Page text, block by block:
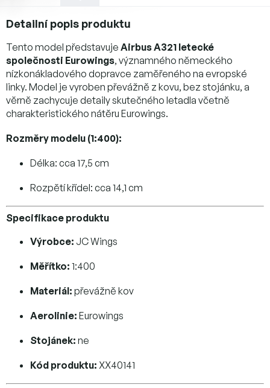
Detailní popis produktu
Tento model představuje Airbus A321 letecké
společnosti Eurowings, významného německého
nízkonákladového dopravce zaměřeného na evropské
linky. Model je vyroben převážně z kovu, bez stojánku, a
věrně zachycuje detaily skutečného letadla včetně
charakteristického nátěru Eurowings.
Rozměry modelu (1:400):
Délka: cca 17,5 cm
Rozpětí křídel: cca 14,1 cm
Specifikace produktu
Výrobce: JC Wings
Měřítko: 1:400
Materiál: převážně kov
Aerolinie: Eurowings
Stojánek: ne
Kód produktu: XX40141